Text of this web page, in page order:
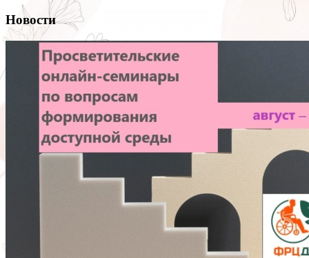
Новости